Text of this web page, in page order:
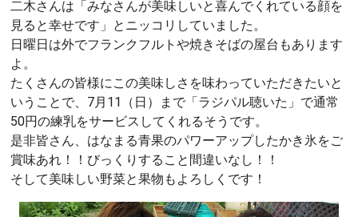
二木さんは「みなさんが美味しいと喜んでくれている顔を
見ると幸せです」とニッコリしていました。
日曜日は外でフランクフルトや焼きそばの屋台もあります
よ。
たくさんの皆様にこの美味しさを味わっていただきたいと
いうことで、7月11（日）まで「ラジパル聴いた」で通常
50円の練乳をサービスしてくれるそうです。
是非皆さん、はなまる青果のパワーアップしたかき氷をご
賞味あれ！！びっくりすること間違いなし！！
そして美味しい野菜と果物もよろしくです！